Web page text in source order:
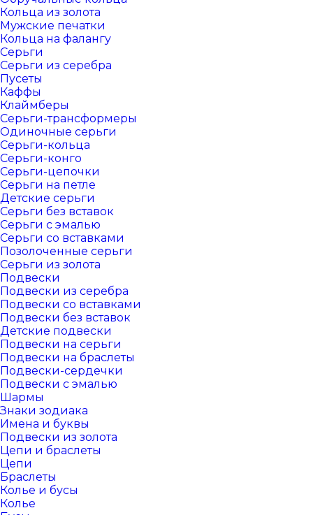
Кольца из золота
Мужские печатки
Кольца на фалангу
Серьги
Серьги из серебра
Пусеты
Каффы
Клаймберы
Серьги-трансформеры
Одиночные серьги
Серьги-кольца
Серьги-конго
Серьги-цепочки
Серьги на петле
Детские серьги
Серьги без вставок
Серьги с эмалью
Серьги со вставками
Позолоченные серьги
Серьги из золота
Подвески
Подвески из серебра
Подвески со вставками
Подвески без вставок
Детские подвески
Подвески на серьги
Подвески на браслеты
Подвески-сердечки
Подвески с эмалью
Шармы
Знаки зодиака
Имена и буквы
Подвески из золота
Цепи и браслеты
Цепи
Браслеты
Колье и бусы
Колье